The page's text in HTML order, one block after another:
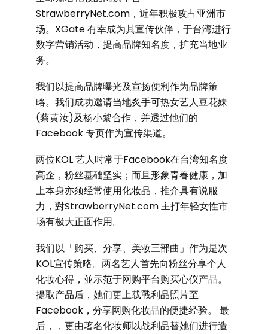
StrawberryNet.com，近年积极攻占亚洲市
场。XGate 有幸成为其宣传伙伴，于台湾进行
数字营销活动，提高品牌知名度，扩充当地业
务。
我们以提高品牌曝光及宣扬便利作为品牌策
略。我们成功邀请当地炙手可热女艺人豆花妹
(蔡黄汝)及杨小黎合作，并透过他们的
Facebook 专页作为宣传渠道。
两位KOL 艺人时常于Facebook在台湾知名度
高企，粉丝基础坚实；而且形象青春健康，加
上本身亦须经常使用化妆品，推介具有说服
力，對StrawberryNet.com 主打年轻女性市
场有极大正面作用。
我们以「购买、分享、美妆三部曲」作为是次
KOL宣传策略。两名艺人首先向粉丝分享个人
化妆心得，並示范于网购平台购买心仪产品。
提取产品后，她们更上载戰利品照片至
Facebook，分享网购化妆品的便捷经验。 最
后，，更由著名化妆师以战利品替她们进行造